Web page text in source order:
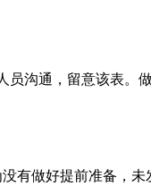
沟通，留意该表。
有做好提前准备，